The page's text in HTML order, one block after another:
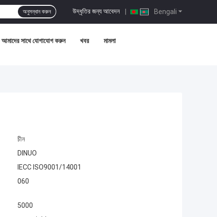
Bengali
উদ্ধৃতির জন্য আবেদন |
অনুসন্ধান করুন
আমাদের সাথে যোগাযোগ করুন খবর মামলা
চীন
DINUO
IECC ISO9001/14001
060
5000